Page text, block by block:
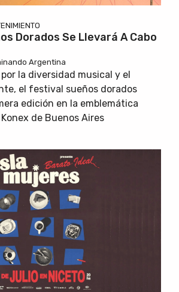
Dorados Se Llevará A Cabo
Argentina
la diversidad musical y el
el festival sueños dorados
edición en la emblemática
de Buenos Aires